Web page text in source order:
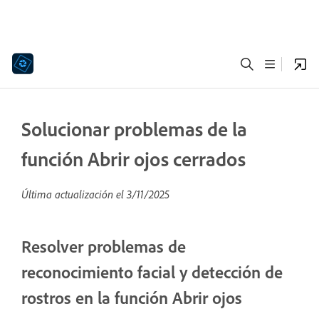
Solucionar problemas de la
función Abrir ojos cerrados
Última actualización el 3/11/2025
Resolver problemas de
reconocimiento facial y detección de
rostros en la función Abrir ojos